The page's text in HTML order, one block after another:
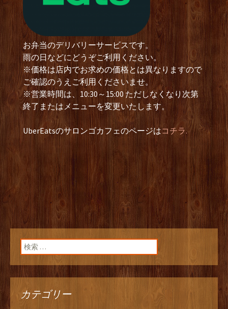
お弁当のデリバリーサービスです。
雨の日などにどうぞご利用ください。
※価格は店内でお求めの価格とは異なりますので
ご確認のうえご利用くださいませ。
※営業時間は、10:30～15:00 ただしなくなり次第
終了またはメニューを変更いたします。
UberEatsのサロンゴカフェのページはコチラ.
検索:
カテゴリー